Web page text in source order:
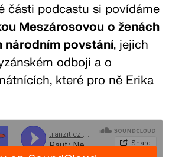
části podcastu si povídáme
Meszárosovou o ženách
národním povstání, jejich
odboji a o
které pro ně Erika